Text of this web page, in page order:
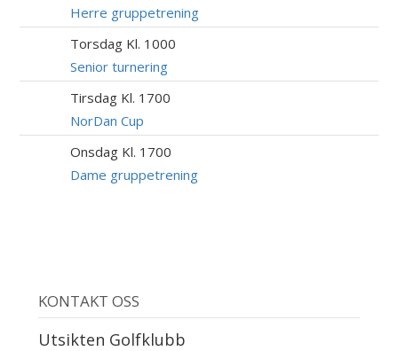
Herre gruppetrening
Torsdag Kl. 1000
Senior turnering
Tirsdag Kl. 1700
NorDan Cup
Onsdag Kl. 1700
Dame gruppetrening
KONTAKT OSS
Utsikten Golfklubb